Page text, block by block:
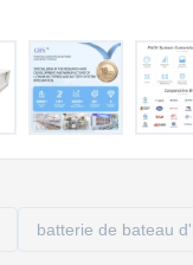
batterie de bateau